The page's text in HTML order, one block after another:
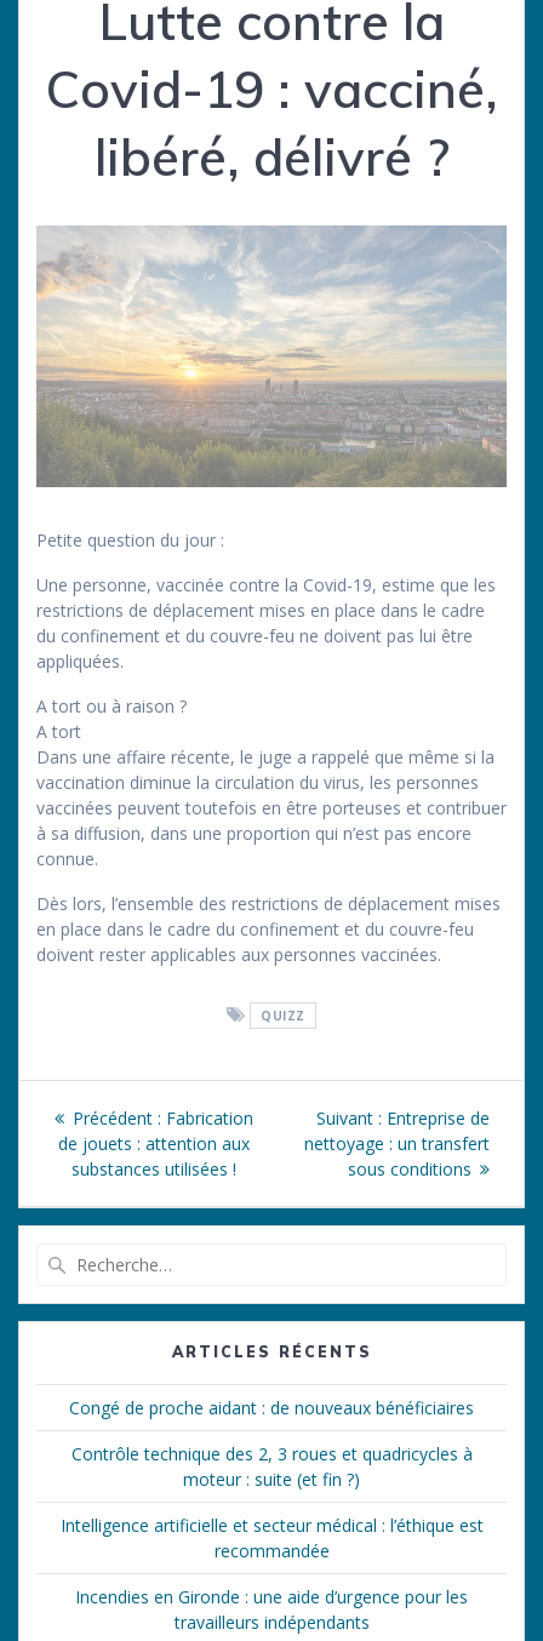
Lutte contre la
Covid-19 : vacciné,
libéré, délivré ?
Petite question du jour :
Une personne, vaccinée contre la Covid-19, estime que les
restrictions de déplacement mises en place dans le cadre
du confinement et du couvre-feu ne doivent pas lui être
appliquées.
A tort ou à raison ?
A tort
Dans une affaire récente, le juge a rappelé que même si la
vaccination diminue la circulation du virus, les personnes
vaccinées peuvent toutefois en être porteuses et contribuer
à sa diffusion, dans une proportion qui n’est pas encore
connue.
Dès lors, l’ensemble des restrictions de déplacement mises
en place dans le cadre du confinement et du couvre-feu
doivent rester applicables aux personnes vaccinées.
QUIZZ
Navigation
de
l’article
Précédent : Article
précédent
:
Fabrication
de jouets : attention aux
substances utilisées !
Suivant : Article
suivant
Entreprise de
nettoyage : un transfert
sous conditions
:
ARTICLES RÉCENTS
Congé de proche aidant : de nouveaux bénéficiaires
Contrôle technique des 2, 3 roues et quadricycles à
moteur : suite (et fin ?)
Intelligence artificielle et secteur médical : l’éthique est
recommandée
Incendies en Gironde : une aide d’urgence pour les
travailleurs indépendants